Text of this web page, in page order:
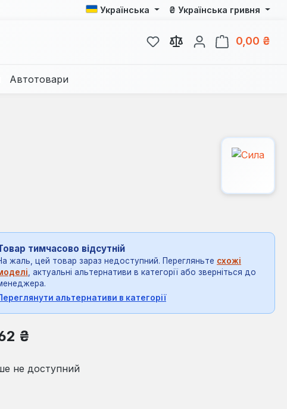
Українська ₴ Українська гривня
У вас є 0 у списку бажань
0,00 ₴
Автотовари
тимчасово відсутній
жаль, цей товар зараз недоступний. Перегляньте схожі
, актуальні альтернативи в категорії або зверніться до
альтернативи в категорії
ціна:
₴
не доступний